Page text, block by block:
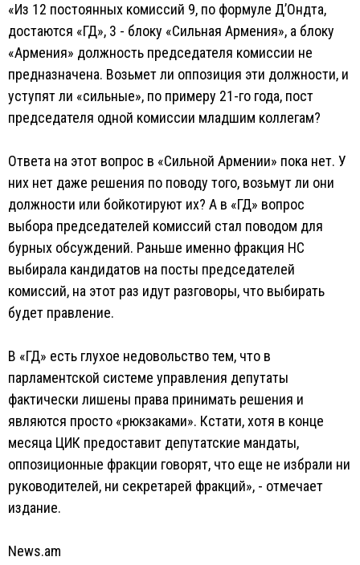
«Из 12 постоянных комиссий 9, по формуле Д’Ондта,
достаются «ГД», 3 - блоку «Сильная Армения», а блоку
«Армения» должность председателя комиссии не
предназначена. Возьмет ли оппозиция эти должности, и
уступят ли «сильные», по примеру 21-го года, пост
председателя одной комиссии младшим коллегам?
Ответа на этот вопрос в «Сильной Армении» пока нет. У
них нет даже решения по поводу того, возьмут ли они
должности или бойкотируют их? А в «ГД» вопрос
выбора председателей комиссий стал поводом для
бурных обсуждений. Раньше именно фракция НС
выбирала кандидатов на посты председателей
комиссий, на этот раз идут разговоры, что выбирать
будет правление.
В «ГД» есть глухое недовольство тем, что в
парламентской системе управления депутаты
фактически лишены права принимать решения и
являются просто «рюкзаками». Кстати, хотя в конце
месяца ЦИК предоставит депутатские мандаты,
оппозиционные фракции говорят, что еще не избрали ни
руководителей, ни секретарей фракций», - отмечает
издание.
News.am